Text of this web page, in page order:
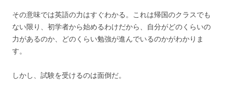
その意味では英語の力はすぐわかる。これは帰国のクラスでも
ない限り、初学者から始めるわけだから、自分がどのくらいの
力があるのか、どのくらい勉強が進んでいるのかがわかりま
す。
しかし、試験を受けるのは面倒だ。